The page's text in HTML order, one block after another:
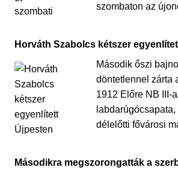
szombaton az
Horváth Szabolcs kétszer
Második őszi
döntetlennel zárta
1912 Előre NB III-
délelőtti fővárosi
Másodikra megszorongatták a